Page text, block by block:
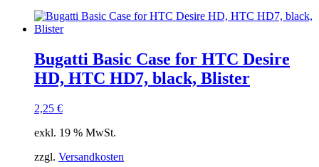
Bugatti Basic Case for HTC Desire
HD, HTC HD7, black, Blister
2,25 €
exkl. 19 % MwSt.
zzgl. Versandkosten